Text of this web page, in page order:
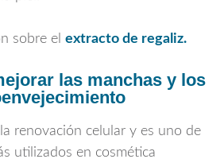
sobre el extracto de regaliz.
las manchas y los
renovación celular y es uno de
utilizados en cosmética